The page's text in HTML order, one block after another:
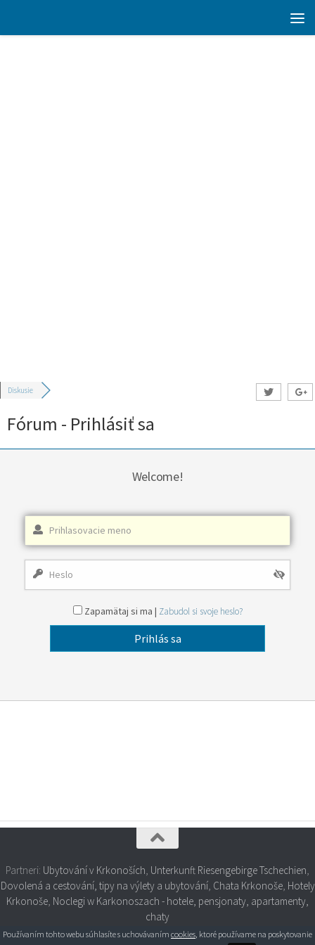
Diskusie
Fórum - Prihlásiť sa
Welcome!
Zapamätaj si ma | Zabudol si svoje heslo?
Partneri: Ubytování v Krkonoších Unterkunft Riesengebirge Tschechien
Dovolená a cestování, tipy na výlety a ubytování, Chata Krkonoše, Hotely
Krkonoše Noclegi w Karkonoszach - hotele, pensjonaty, apartamenty,
chaty
Používaním tohto webu súhlasíte s uchovávaním cookies, ktoré používame na poskytovanie